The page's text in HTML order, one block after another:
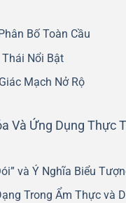
Bố Toàn Cầu
Nổi Bật
Mạch Nở Rộ
Và Ứng Dụng Thực
và Ý Nghĩa Biểu
Trong Ẩm Thực và